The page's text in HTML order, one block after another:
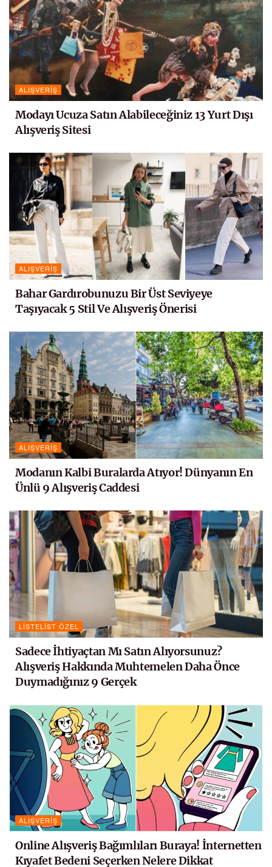
ALIŞVERIŞ
Modayı Ucuza Satın Alabileceğiniz 13 Yurt Dışı
Alışveriş Sitesi
ALIŞVERIŞ
Bahar Gardırobunuzu Bir Üst Seviyeye
Taşıyacak 5 Stil Ve Alışveriş Önerisi
ALIŞVERIŞ
Modanın Kalbi Buralarda Atıyor! Dünyanın En
Ünlü 9 Alışveriş Caddesi
LISTELIST ÖZEL
Sadece İhtiyaçtan Mı Satın Alıyorsunuz?
Alışveriş Hakkında Muhtemelen Daha Önce
Duymadığınız 9 Gerçek
ALIŞVERIŞ
Online Alışveriş Bağımlıları Buraya! İnternetten
Kıyafet Bedeni Seçerken Nelere Dikkat